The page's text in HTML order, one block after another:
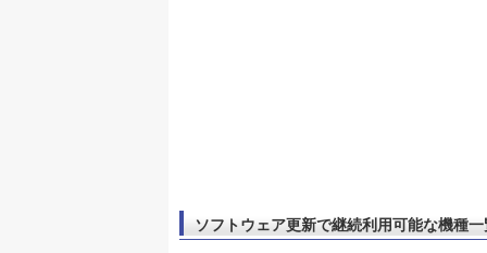
ソフトウェア更新で継続利用可能な機種一